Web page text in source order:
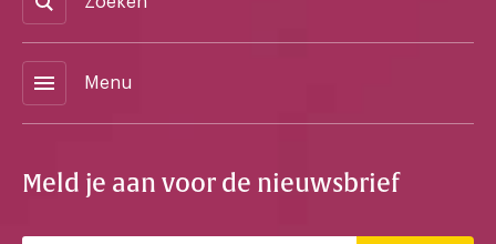
menu Menu
Meld je aan voor de nieuwsbrief